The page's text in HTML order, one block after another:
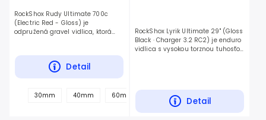
Detail
RockShox Rudy Ultimate 700c
(Electric Red - Gloss) je
odpružená gravel vidlica, ktorá
stavaná na gravel a
30mm 40mm 60mm 50mm
+
ďalšie
Detail
RockShox Lyrik Ultimate 29" (Gloss
Black · Charger 3.2 RC2) je enduro
vidlica s vysokou torznou tuhosťou